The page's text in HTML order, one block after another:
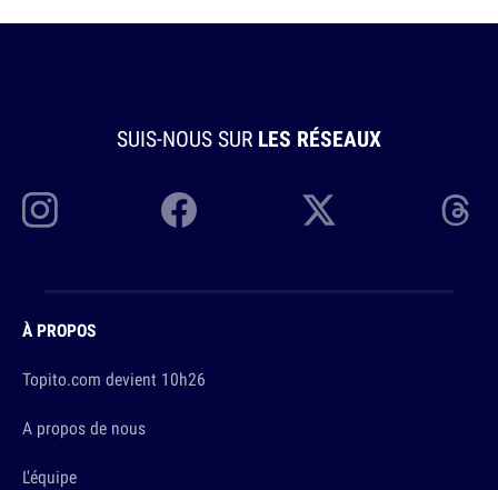
SUIS-NOUS SUR LES RÉSEAUX
À PROPOS
Topito.com devient 10h26
A propos de nous
L'équipe